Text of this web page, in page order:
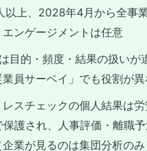
以上、2028年4月から全事
エンゲージメントは任意
目的・頻度・結果の扱い
業員サーベイ」でも役割が
レスチェックの個人結果は
保護され、人事評価・離職
業が見るのは集団分析のみ